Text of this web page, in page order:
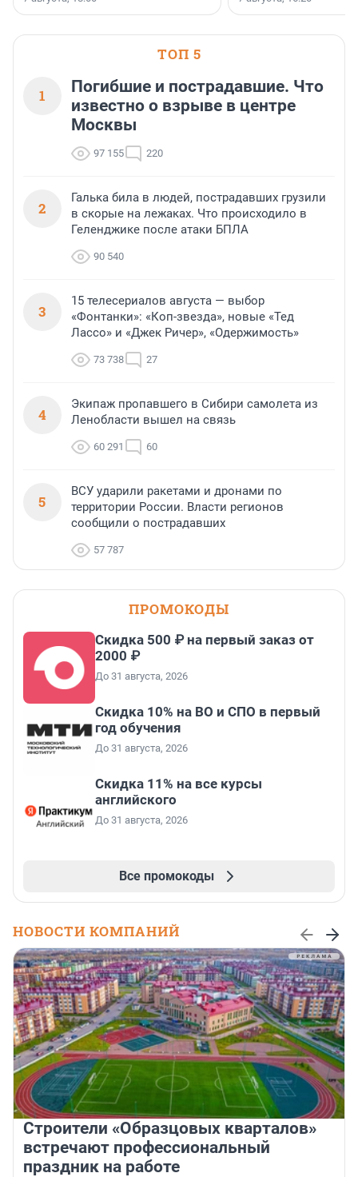
поменялась роль
ТОП 5
1
Погибшие и пострадавшие. Что
известно о взрыве в центре
Москвы
97 155 220
2
Галька била в людей, пострадавших грузили
в скорые на лежаках. Что происходило в
Геленджике после атаки БПЛА
90 540
3
15 телесериалов августа — выбор
«Фонтанки»: «Коп-звезда», новые «Тед
Лассо» и «Джек Ричер», «Одержимость»
73 738 27
4
Экипаж пропавшего в Сибири самолета из
Ленобласти вышел на связь
60 291 60
5
ВСУ ударили ракетами и дронами по
территории России. Власти регионов
сообщили о пострадавших
57 787
ПРОМОКОДЫ
Скидка 500 ₽ на первый заказ от
2000 ₽
До 31 августа, 2026
Скидка 10% на ВО и СПО в первый
год обучения
До 31 августа, 2026
Скидка 11% на все курсы
английского
До 31 августа, 2026
Все промокоды
НОВОСТИ КОМПАНИЙ
Строители «Образцовых кварталов»
встречают профессиональный
праздник на работе